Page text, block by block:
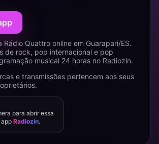
Rádio Quattro online em Guarapari/ES.
de rock, pop internacional e pop
musical 24 horas no Radiozin.
e transmissões pertencem aos seus
para abrir essa
app Radiozin.